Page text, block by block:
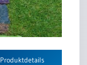
Produktdetails